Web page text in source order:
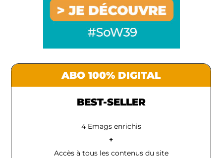
ABO 100% DIGITAL
BEST-SELLER
4 Emags enrichis
+
Accès à tous les contenus du site